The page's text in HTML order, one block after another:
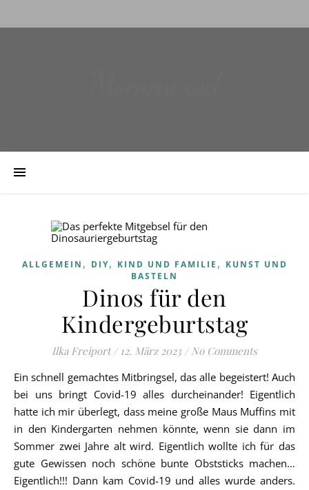
ALLGEMEIN , DIY, KIND UND FAMILIE , KUNST UND
BASTELN
Dinos für den
Kindergeburtstag
Ilka Freiport / 12. März 2023 / No Comments
Ein schnell gemachtes Mitbringsel, das alle begeistert! Auch
bei uns bringt Covid-19 alles durcheinander! Eigentlich
hatte ich mir überlegt, dass meine große Maus Muffins mit
in den Kindergarten nehmen könnte, wenn sie dann im
Sommer zwei Jahre alt wird. Eigentlich wollte ich für das
gute Gewissen noch schöne bunte Obststicks machen…
Eigentlich!!! Dann kam Covid-19 und alles wurde anders.